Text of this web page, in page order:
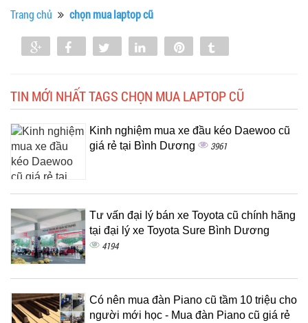
Trang chủ chọn mua laptop cũ
Share Share Tweet Share
TIN MỚI NHẤT TAGS CHỌN MUA LAPTOP CŨ
Kinh nghiệm mua xe đầu kéo Daewoo cũ
giá rẻ tại Bình Dương
3961
Tư vấn đại lý bán xe Toyota cũ chính hãng
tại đại lý xe Toyota Sure Bình Dương
4194
Có nên mua đàn Piano cũ tầm 10 triệu cho
người mới học - Mua đàn Piano cũ giá rẻ